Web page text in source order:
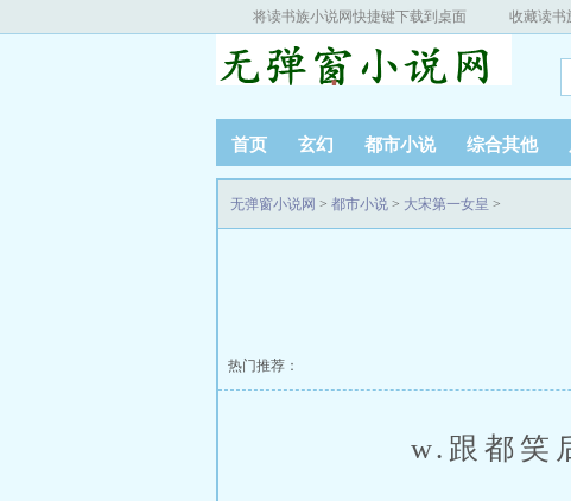
将读书族小说网快捷键下载到桌面 收藏读书
首页 玄幻 都市小说 综合其他
无弹窗小说网 > 都市小说 > 大宋第一女皇 >
热门推荐：
w.跟都笑后看